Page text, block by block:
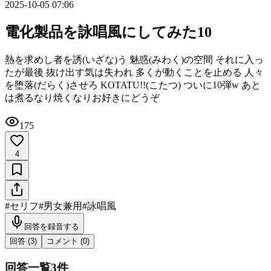
2025-10-05 07:06
電化製品を詠唱風にしてみた10
熱を求めし者を誘(いざな)う 魅惑(みわく)の空間 それに入っ
たが最後 抜け出す気は失われ 多くが動くことを止める 人々
を堕落(だらく)させろ KOTATU!!(こたつ) ついに10弾w あと
は煮るなり焼くなりお好きにどうぞ
175
4
#セリフ#男女兼用#詠唱風
回答を録音する
回答 (3) コメント (0)
回答一覧3件